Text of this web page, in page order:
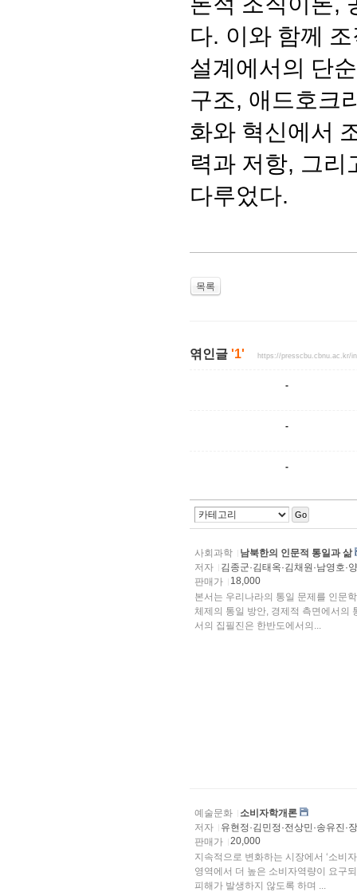
다. 이와 함께
설계에서의 단
구조, 애드호크
화와 혁신에서
력과 저항, 그리
다루었다.
목록
엮인글 '1' https://presscbu.cbnu.ac.kr/
-
-
-
Go
사회과학
남북한의 인문적 통일과 삶
저자
김종군·김태옥·김채원·남영호
판매가
18,000
본서는 우리나라의 통일 문제를 인문
체제의 통일 방안, 경제적 측면에서의
서의 집필진은 한반도에서의...
예술문화
소비자학개론
저자
유현정·김민정·전상민·송유진·
판매가
20,000
지속적으로 변화하는 시장에서 ‘소비
영역에서 더 높은 소비자역량이 요구
피해가 발생하지 않도록 하며 ...